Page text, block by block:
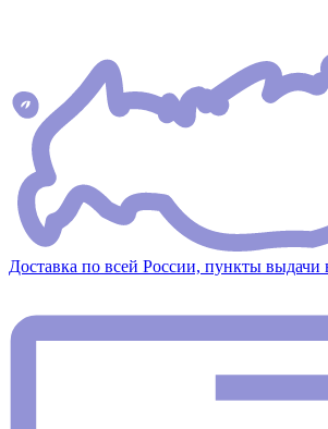
Доставка по всей России, пункты выдачи